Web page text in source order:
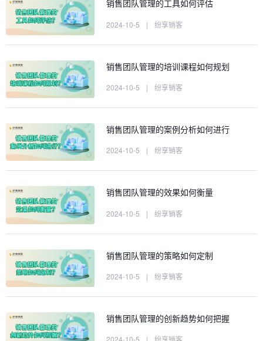
销售团队管理的工具如何评估
2024-10-5 | 纷享销客
销售团队管理的培训课程如何规划
2024-10-5 | 纷享销客
销售团队管理的案例分析如何进行
2024-10-5 | 纷享销客
销售团队管理的效果如何衡量
2024-10-5 | 纷享销客
销售团队管理的策略如何定制
2024-10-5 | 纷享销客
销售团队管理的创新趋势如何把握